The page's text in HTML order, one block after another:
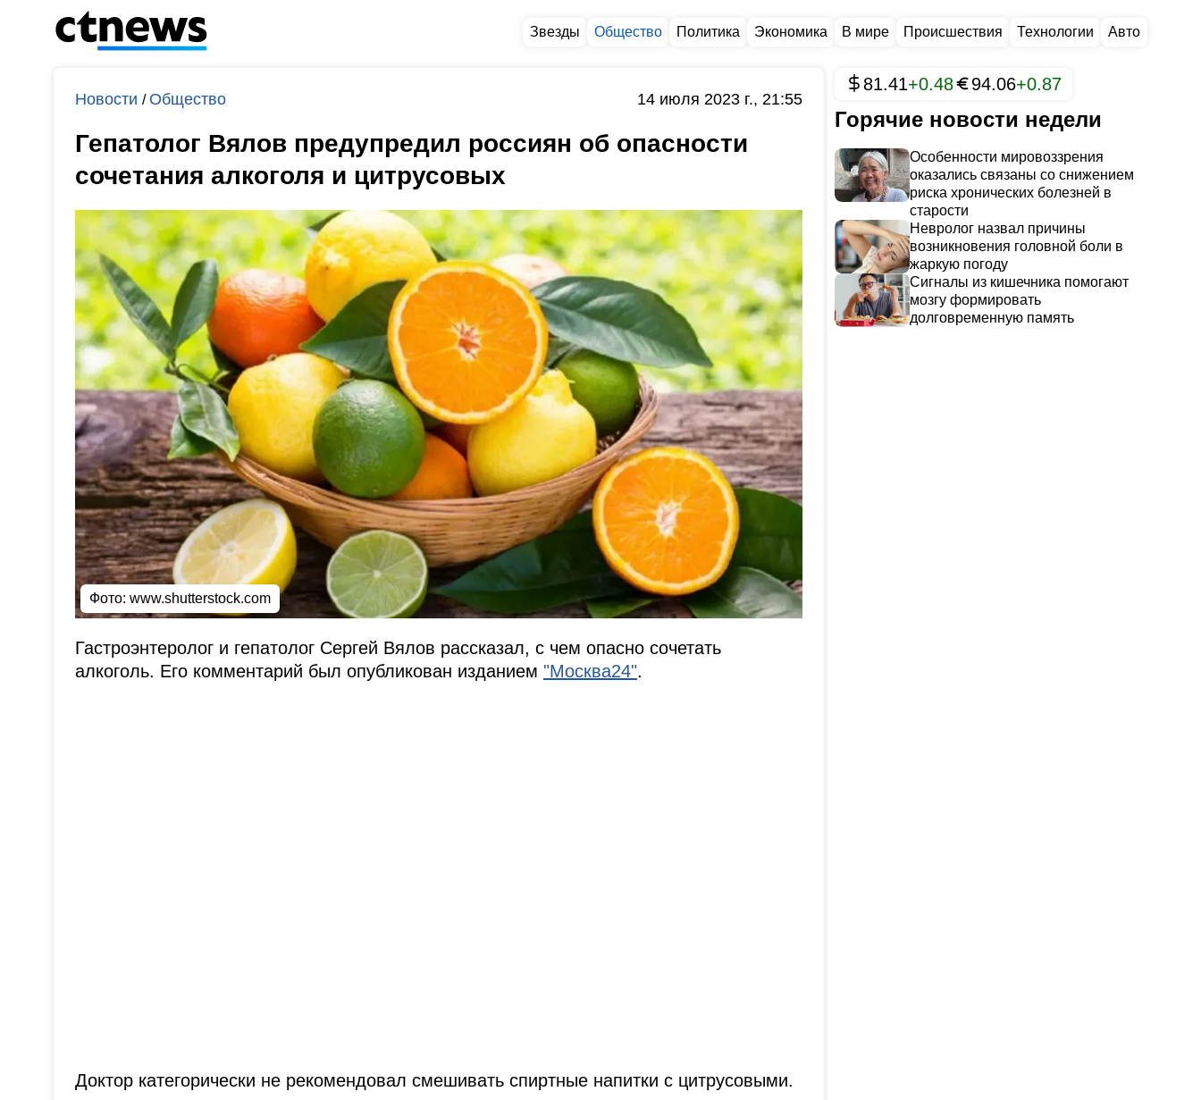
Звезды Общество Политика Экономика В мире Происшествия Технологии Авто
Новости /Общество 14 июля 2023 г., 21:55
Гепатолог Вялов предупредил россиян об опасности
сочетания алкоголя и цитрусовых
Фото: www.shutterstock.com
Гастроэнтеролог и гепатолог Сергей Вялов рассказал, с чем опасно сочетать
алкоголь. Его комментарий был опубликован изданием "Москва24".
Доктор категорически не рекомендовал смешивать спиртные напитки с цитрусовыми.
81.41+0.48 94.06+0.87
Горячие новости недели
Особенности мировоззрения
оказались связаны со снижением
риска хронических болезней в
старости
Невролог назвал причины
возникновения головной боли в
жаркую погоду
Сигналы из кишечника помогают
мозгу формировать
долговременную память